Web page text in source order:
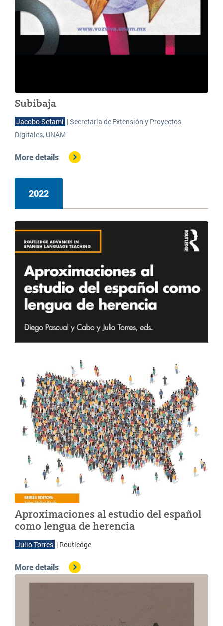
Subibaja
Jacobo Sefamí | Secretaría de Extensión y Proyectos
Digitales, UNAM
More details
2022
Aproximaciones al estudio del español
como lengua de herencia
Julio Torres | Routledge
More details